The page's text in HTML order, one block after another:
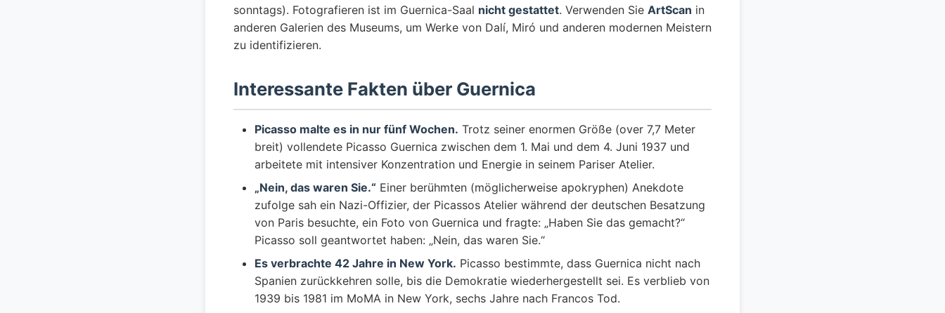
sonntags). Fotografieren ist im Guernica-Saal nicht gestattet. Verwenden Sie ArtScan in
anderen Galerien des Museums, um Werke von Dalí, Miró und anderen modernen Meistern
zu identifizieren.
Interessante Fakten über Guernica
Picasso malte es in nur fünf Wochen. Trotz seiner enormen Größe (over 7,7 Meter
breit) vollendete Picasso Guernica zwischen dem 1. Mai und dem 4. Juni 1937 und
arbeitete mit intensiver Konzentration und Energie in seinem Pariser Atelier.
„Nein, das waren Sie.“ Einer berühmten (möglicherweise apokryphen) Anekdote
zufolge sah ein Nazi-Offizier, der Picassos Atelier während der deutschen Besatzung
von Paris besuchte, ein Foto von Guernica und fragte: „Haben Sie das gemacht?“
Picasso soll geantwortet haben: „Nein, das waren Sie.“
Es verbrachte 42 Jahre in New York. Picasso bestimmte, dass Guernica nicht nach
Spanien zurückkehren solle, bis die Demokratie wiederhergestellt sei. Es verblieb von
1939 bis 1981 im MoMA in New York, sechs Jahre nach Francos Tod.